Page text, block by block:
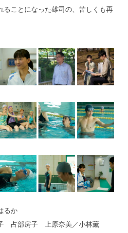
ることになった雄司の、苦しくも再
るか
占部房子 上原奈美／小林薫